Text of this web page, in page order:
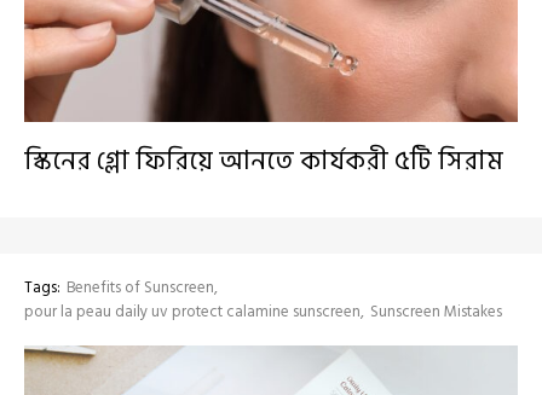
স্কিনের গ্লো ফিরিয়ে আনতে কার্যকরী ৫টি সিরাম
Tags: Benefits of Sunscreen
pour la peau daily uv protect calamine sunscreen Sunscreen Mistakes